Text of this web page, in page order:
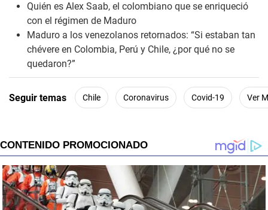
Quién es Alex Saab, el colombiano que se enriqueció
con el régimen de Maduro
Maduro a los venezolanos retornados: “Si estaban tan
chévere en Colombia, Perú y Chile, ¿por qué no se
quedaron?”
Seguir temas Chile Coronavirus Covid-19 Ver